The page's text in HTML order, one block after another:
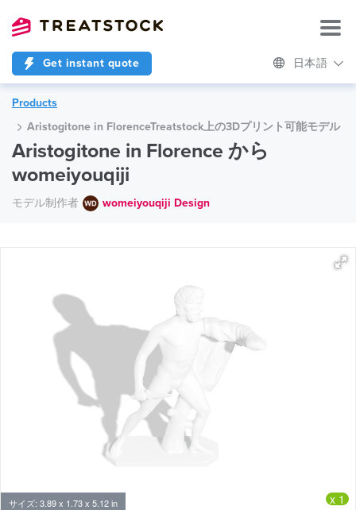
Get instant quote 日本語
Products
Aristogitone in FlorenceTreatstock上の3Dプリント可能モデル
Aristogitone in Florence から
womeiyouqiji
モデル制作者 womeiyouqiji Design
サイズ: 3.89 x 1.73 x 5.12 in x 1